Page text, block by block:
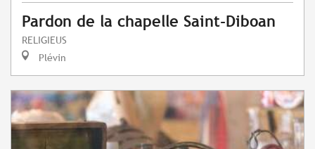
Pardon de la chapelle Saint-Diboan
RELIGIEUS
Plévin